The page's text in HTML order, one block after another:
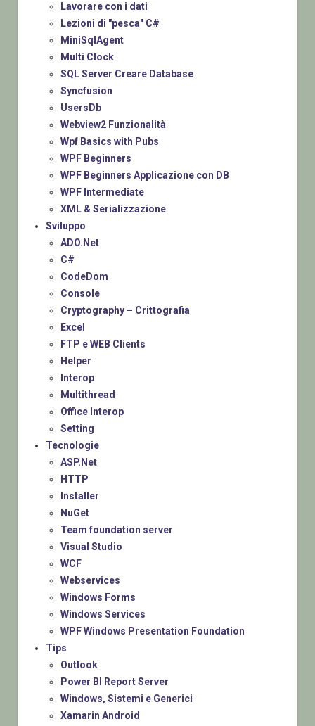
Lavorare con i dati
Lezioni di "pesca" C#
MiniSqlAgent
Multi Clock
SQL Server Creare Database
Syncfusion
UsersDb
Webview2 Funzionalità
Wpf Basics with Pubs
WPF Beginners
WPF Beginners Applicazione con DB
WPF Intermediate
XML & Serializzazione
Sviluppo
ADO.Net
C#
CodeDom
Console
Cryptography – Crittografia
Excel
FTP e WEB Clients
Helper
Interop
Multithread
Office Interop
Setting
Tecnologie
ASP.Net
HTTP
Installer
NuGet
Team foundation server
Visual Studio
WCF
Webservices
Windows Forms
Windows Services
WPF Windows Presentation Foundation
Tips
Outlook
Power BI Report Server
Windows, Sistemi e Generici
Xamarin Android